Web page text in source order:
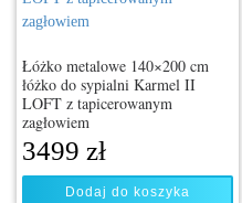
Łóżko metalowe 140×200 cm
łóżko do sypialni Karmel II
LOFT z tapicerowanym
zagłowiem
3499 zł
Dodaj do koszyka